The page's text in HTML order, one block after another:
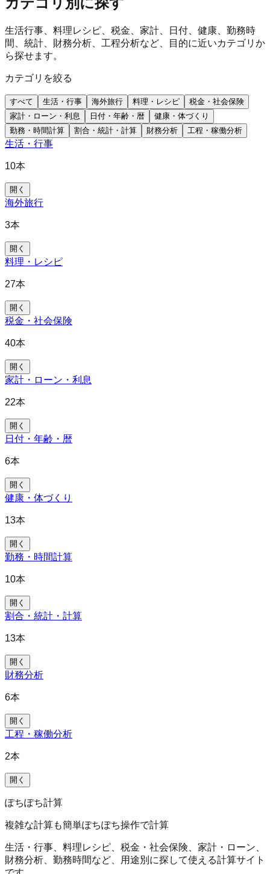
生活行事、料理レシピ、税金、家計、日付、健康、勤務時
間、統計、財務分析、工程分析など、目的に近いカテゴリか
ら探せます。
カテゴリを絞る
すべて 生活・行事 海外旅行 料理・レシピ
税金・社会保険
家計・ローン・利息
日付・年齢・暦
健康・体づくり
勤務・時間計算
割合・統計・計算 財務分析 工程・稼働分析
生活・行事
10本
開く
海外旅行
3本
開く
料理・レシピ
27本
開く
税金・社会保険
40本
開く
家計・ローン・利息
22本
開く
日付・年齢・暦
6本
開く
健康・体づくり
13本
開く
勤務・時間計算
10本
開く
割合・統計・計算
13本
開く
財務分析
6本
開く
工程・稼働分析
2本
開く
ぽちぽち計算
複雑な計算も簡単ぽちぽち操作で計算
生活・行事、料理レシピ、税金・社会保険、家計・ローン、
財務分析、勤務時間など、用途別に探して使える計算サイト